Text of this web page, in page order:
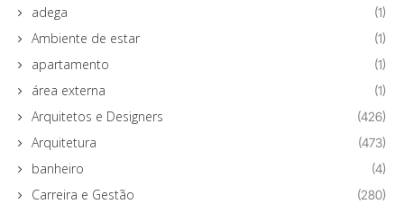
adega (1)
Ambiente de estar (1)
apartamento (1)
área externa (1)
Arquitetos e Designers (426)
Arquitetura (473)
banheiro (4)
Carreira e Gestão (280)